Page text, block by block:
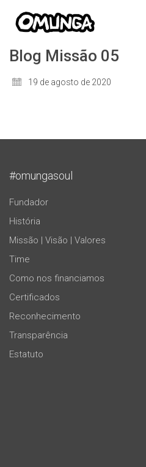
Blog Missão 05
19 de agosto de 2020
#omungasoul
Fundador
História
Missão | Visão | Valores
Time
Como nos financiamos
Certificados
Reconhecimento
Transparência
Estatuto